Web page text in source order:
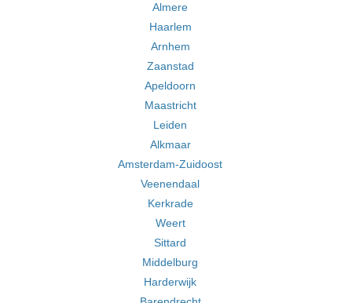
Almere
Haarlem
Arnhem
Zaanstad
Apeldoorn
Maastricht
Leiden
Alkmaar
Amsterdam-Zuidoost
Veenendaal
Kerkrade
Weert
Sittard
Middelburg
Harderwijk